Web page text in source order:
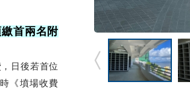
首兩名附
日後若首位
《墳場收費